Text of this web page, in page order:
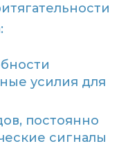
усилия для
постоянно
сигналы